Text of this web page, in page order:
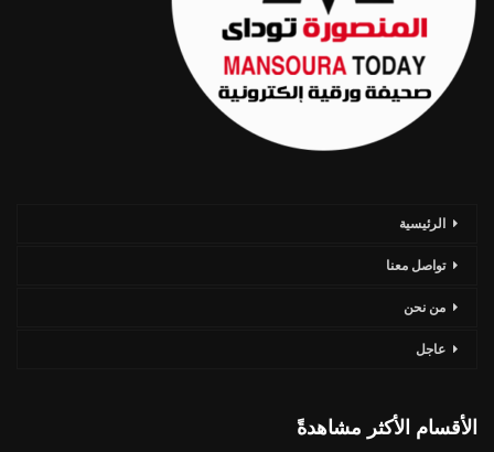
الرئيسية
تواصل معنا
من نحن
عاجل
الأقسام الأكثر مشاهدةً